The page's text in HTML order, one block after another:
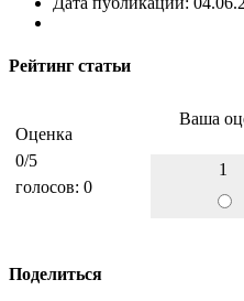
Рейтинг статьи
Оценка
0/5
голосов: 0
Ваша
1
Поделиться